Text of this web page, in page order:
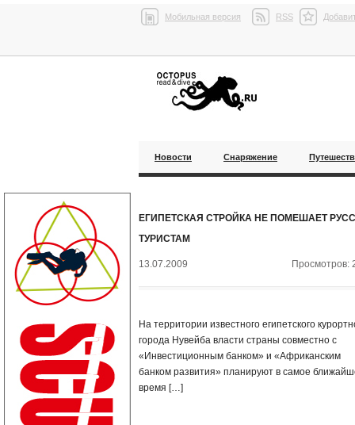
Мобильная версия RSS
Новости Снаряжение
ЕГИПЕТСКАЯ СТРОЙКА НЕ ПОМЕШАЕТ
ТУРИСТАМ
13.07.2009 Просмотров:
На территории известного египетского
города Нувейба власти страны совместно с
«Инвестиционным банком» и «Африканским
банком развития» планируют в самое
время […]